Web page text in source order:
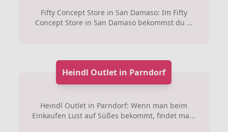
Fifty Concept Store in San Damaso: Im Fifty
Concept Store in San Damaso bekommst du ...
Heindl Outlet in Parndorf
Heindl Outlet in Parndorf: Wenn man beim
Einkaufen Lust auf Süßes bekommt, findet ma...